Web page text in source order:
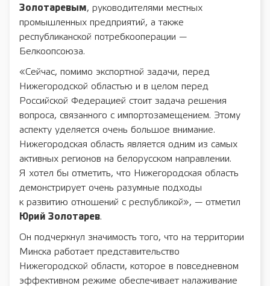
Золотаревым, руководителями местных
промышленных предприятий, а также
республиканской потребкооперации —
Белкоопсоюза.
«Сейчас, помимо экспортной задачи, перед
Нижегородской областью и в целом перед
Российской Федерацией стоит задача решения
вопроса, связанного с импортозамещением. Этому
аспекту уделяется очень большое внимание.
Нижегородская область является одним из самых
активных регионов на белорусском направлении.
Я хотел бы отметить, что Нижегородская область
демонстрирует очень разумные подходы
к развитию отношений с республикой», — отметил
Юрий Золотарев.
Он подчеркнул значимость того, что на территории
Минска работает представительство
Нижегородской области, которое в повседневном
эффективном режиме обеспечивает налаживание